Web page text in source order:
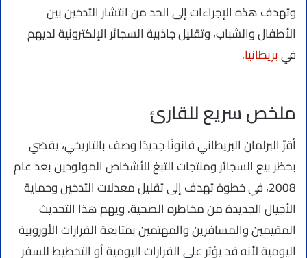
وتهدف هذه الإجراءات إلى الحد من انتشار التدخين بين
الأطفال والشباب، وتقليل جاذبية السجائر الإلكترونية لديهم
فيبريطانيا.
ملخص سريع للقارئ
أقرّ البرلمان البريطاني قانونًا جديدًا وصف بالتاريخي، يقضي
بحظر بيع السجائر ومنتجات التبغ للأشخاص المولودين بعد عام
2008، في خطوة تهدف إلى تقليل معدلات التدخين وحماية
الأجيال الجديدة من مخاطره الصحية. ويهم هذا التحديث
المقيمين والمسافرين والمهتمين بمتابعة القرارات الأوروبية
اليومية لأنه قد يؤثر على القرارات اليومية أو التخطيط للسفر